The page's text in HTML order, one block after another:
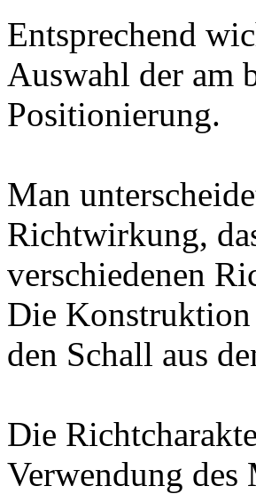
Entsprechend
Auswahl der am
Positionierung.
Man
Richtwirkung,
verschiedenen
Die
den Schall aus
Die
Verwendung